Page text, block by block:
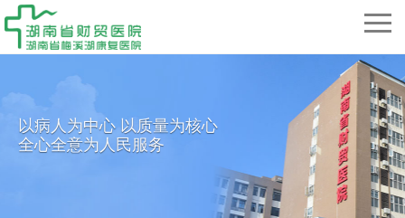
以病人为中心 以质量为核心
全心全意为人民服务